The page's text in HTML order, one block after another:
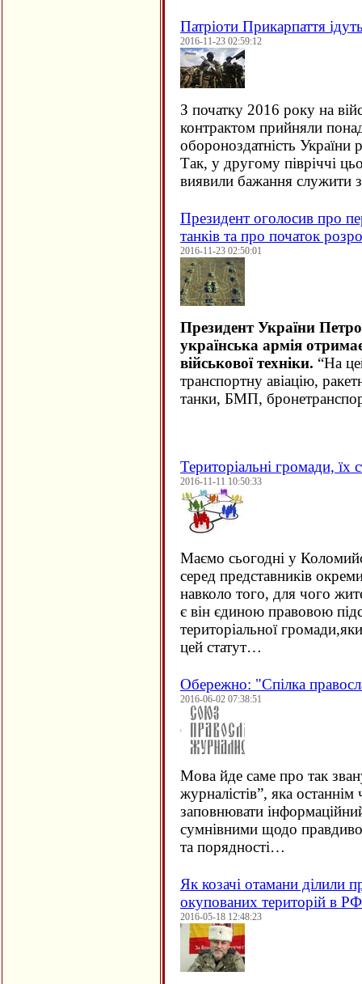
Патріоти Прикарпаття
2016-11-23 02:59:12
З початку 2016 року на
контрактом прийняли
обороноздатність України
Так, у другому півріччі
виявили бажання служити
Президент оголосив про
танків та про початок
2016-11-23 02:50:01
Президент України
українська армія
військової техніки. “На
транспортну авіацію,
танки, БМП,
Територіальні громади, їх
2016-11-11 10:50:33
Маємо сьогодні у
серед представників
навколо того, для чого
є він єдиною правовою
територіальної
цей статут…
Обережно: "Спілка
2016-06-02 07:38:51
Мова йде саме про так
журналістів”, яка
заповнювати
сумнівними щодо
та порядності…
Як козачі отамани ділили
окупованих територій в РФ
2016-05-18 12:48:23